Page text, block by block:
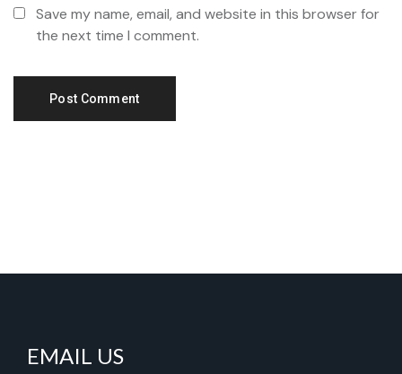
Save my name, email, and website in this browser for
the next time I comment.
EMAIL US